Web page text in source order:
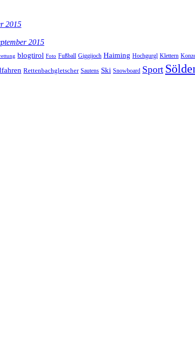
2015
2015
blogtirol Foto Fußball Giggijoch Haiming Hochgurgl Klettern
Rettenbachgletscher Sautens Ski Snowboard Sport